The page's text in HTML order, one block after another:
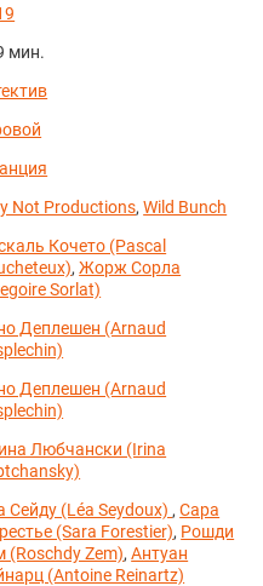
мин.
Not Productions,Wild Bunch
Кочето (Pascal
,Жорж Сорла
Sorlat)
Деплешен (Arnaud
Деплешен (Arnaud
Любчански (Irina
Сейду (Léa Seydoux) ,Сара
(Sara Forestier), Рошди
(Roschdy Zem),Антуан
(Antoine Reinartz)